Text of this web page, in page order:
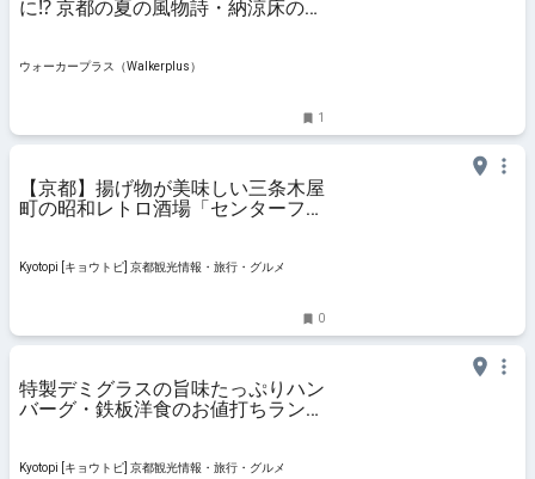
に⁉ 京都の夏の風物詩・納涼床の楽
ウォーカープラス（Walkerplus）
1
【京都】揚げ物が美味しい三条木屋
町の昭和レトロ酒場「センターフラ
Kyotopi [キョウトピ] 京都観光情報・旅行・グルメ
0
特製デミグラスの旨味たっぷりハン
バーグ・鉄板洋食のお値打ちランチ
Kyotopi [キョウトピ] 京都観光情報・旅行・グルメ